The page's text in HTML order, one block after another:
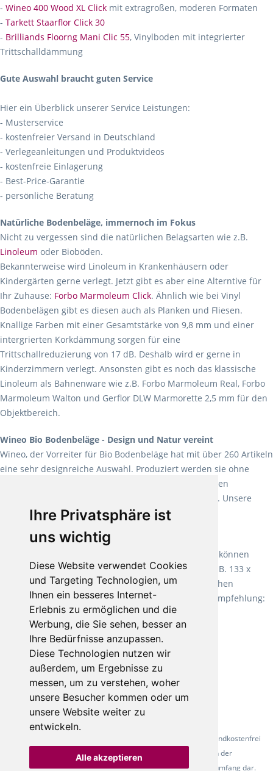
Ihre Privatsphäre ist
uns wichtig
Diese Website verwendet Cookies
und Targeting Technologien, um
Ihnen ein besseres Internet-
Erlebnis zu ermöglichen und die
Werbung, die Sie sehen, besser an
Ihre Bedürfnisse anzupassen.
Diese Technologien nutzen wir
außerdem, um Ergebnisse zu
messen, um zu verstehen, woher
unsere Besucher kommen oder um
unsere Website weiter zu
entwickeln.
Alle akzeptieren
- Wineo 400 Wood XL Click mit extragroßen, moderen Formaten
- Tarkett Staarflor Click 30
- Brilliands Floorng Mani Clic 55, Vinylboden mit integrierter
Trittschalldämmung
Gute Auswahl braucht guten Service
Hier ein Überblick unserer Service Leistungen:
- Musterservice
- kostenfreier Versand in Deutschland
- Verlegeanleitungen und Produktvideos
- kostenfreie Einlagerung
- Best-Price-Garantie
- persönliche Beratung
Natürliche Bodenbeläge, immernoch im Fokus
Nicht zu vergessen sind die natürlichen Belagsarten wie z.B.
Linoleum oder Bioböden.
Bekannterweise wird Linoleum in Krankenhäusern oder
Kindergärten gerne verlegt. Jetzt gibt es aber eine Alterntive für
Ihr Zuhause: Forbo Marmoleum Click. Ähnlich wie bei Vinyl
Bodenbelägen gibt es diesen auch als Planken und Fliesen.
Knallige Farben mit einer Gesamtstärke von 9,8 mm und einer
intergrierten Korkdämmung sorgen für eine
Trittschallreduzierung von 17 dB. Deshalb wird er gerne in
Kinderzimmern verlegt. Ansonsten gibt es noch das klassische
Linoleum als Bahnenware wie z.B. Forbo Marmoleum Real, Forbo
Marmoleum Walton und Gerflor DLW Marmorette 2,5 mm für den
Objektbereich.
Wineo Bio Bodenbeläge - Design und Natur vereint
Wineo, der Vorreiter für Bio Bodenbeläge hat mit über 260 Artikeln
eine sehr designreiche Auswahl. Produziert werden sie ohne
Weichmacher und Lösungsmittel. Mit allen verfügbaren
Verlegearten ist er für jegliche Bauvorhaben attraktiv. Unsere
Empfehlung:Wineo 1000 Multi Layer XXL.
Teppiche für ein angenehmes Laufgefühl
machen es schon lange vor. Sie können
Teppich in Ihrem gewünschten Sondermaß kaufen, z.B. 133 x
60cm. Vor allem in Schlafzimmern aufgrund der weichen
Oberfläche ein sehr beliebter Zusatzboden. Unsere Empfehlung:
Fletco Fluffy und Fletco Hermelin
* Alle Preise inkl. gesetzl. Mehrwertsteuer - Alle Artikel versandkostenfrei
ab 500 Euro in Deutschland! Die Abbildungen dienen der
Produktpräsentation und stellen nicht zwingend den Lieferumfang dar.